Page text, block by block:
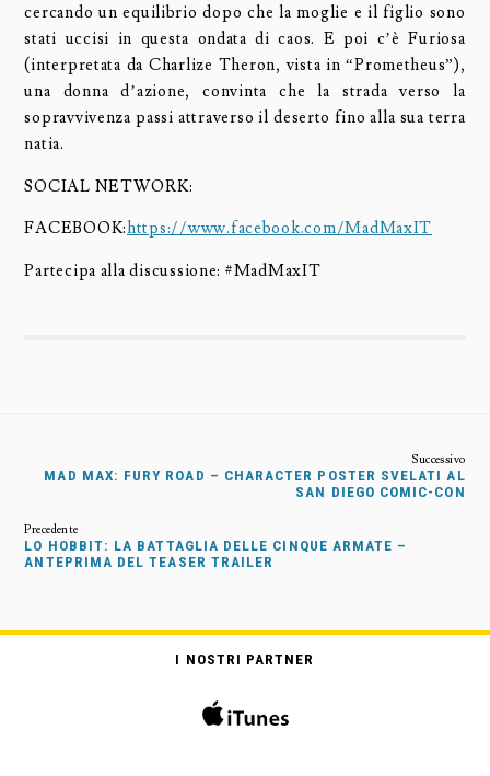
cercando un equilibrio dopo che la moglie e il figlio sono
stati uccisi in questa ondata di caos. E poi c’è Furiosa
(interpretata da Charlize Theron, vista in “Prometheus”),
una donna d’azione, convinta che la strada verso la
sopravvivenza passi attraverso il deserto fino alla sua terra
natia.
SOCIAL NETWORK:
FACEBOOK:https://www.facebook.com/MadMaxIT
Partecipa alla discussione: #MadMaxIT
MAD MAX: FURY ROAD – CHARACTER POSTER SVELATI AL
SAN DIEGO COMIC-CON
LO HOBBIT: LA BATTAGLIA DELLE CINQUE ARMATE –
ANTEPRIMA DEL TEASER TRAILER
I NOSTRI PARTNER